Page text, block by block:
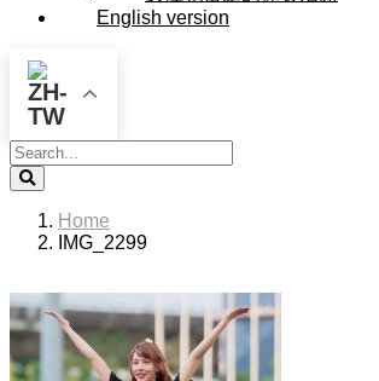
English version
Search
Home
IMG_2299